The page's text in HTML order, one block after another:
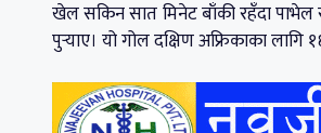
खेल सकिन सात मिनेट बाँकी रहँदा पाभेल
पुर्‍याए। यो गोल दक्षिण अफ्रिकाका लागि